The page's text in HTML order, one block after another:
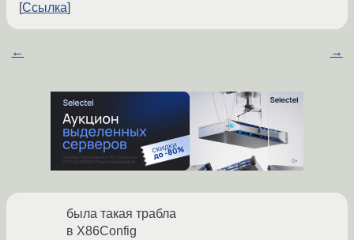
Ссылка
← →
была такая трабла
в X86Config